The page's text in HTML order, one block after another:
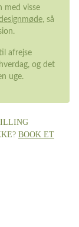
med visse
, så
afrejse
og det
uge.
BOOK ET